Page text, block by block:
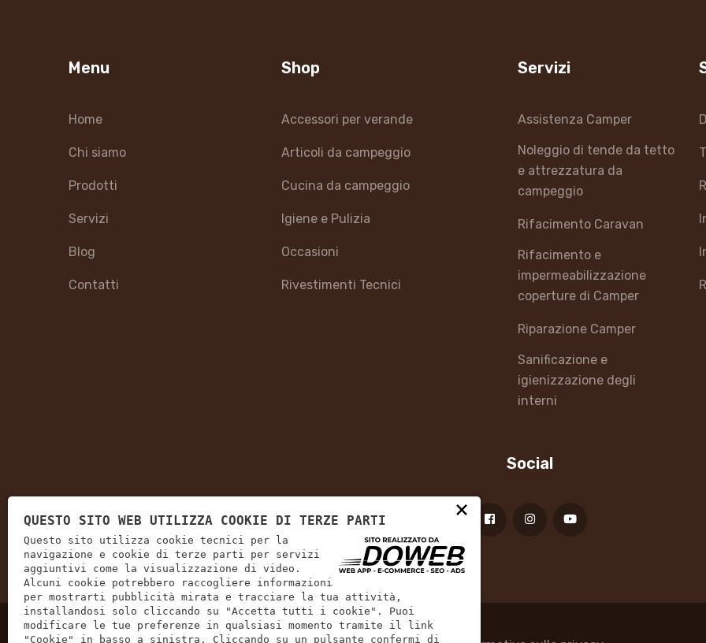
Menu
Home
Chi siamo
Prodotti
Servizi
Blog
Contatti
Shop
Accessori per verande
Articoli da campeggio
Cucina da campeggio
Igiene e Pulizia
Occasioni
Rivestimenti Tecnici
Servizi
Assistenza Camper
Noleggio di tende da tetto
e attrezzatura da
campeggio
Rifacimento Caravan
Rifacimento e
impermeabilizzazione
coperture di Camper
Riparazione Camper
Sanificazione e
igienizzazione degli
interni
Social
×
QUESTO SITO WEB UTILIZZA COOKIE DI TERZE PARTI
Questo sito utilizza cookie tecnici per la
navigazione e cookie di terze parti per servizi
aggiuntivi come la visualizzazione di video.
Alcuni cookie potrebbero raccogliere informazioni
per mostrarti pubblicità mirata e tracciare la tua attività,
installandosi solo cliccando su "Accetta tutti i cookie". Puoi
modificare le tue preferenze in qualsiasi momento tramite il link
"Cookie" in basso a sinistra. Cliccando su un pulsante confermi di